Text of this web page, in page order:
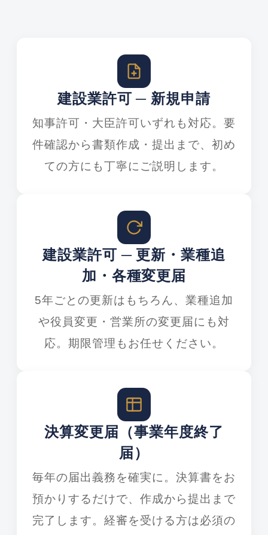
建設業許可 ─ 新規申請
知事許可・大臣許可いずれも対応。要
件確認から書類作成・提出まで、初め
ての方にも丁寧にご説明します。
建設業許可 ─ 更新・業種追
加・各種変更届
5年ごとの更新はもちろん、業種追加
や役員変更・営業所の変更届にも対
応。期限管理もお任せください。
決算変更届（事業年度終了
届）
毎年の届出義務を確実に。決算書をお
預かりするだけで、作成から提出まで
完了します。経審を受ける方は必須の